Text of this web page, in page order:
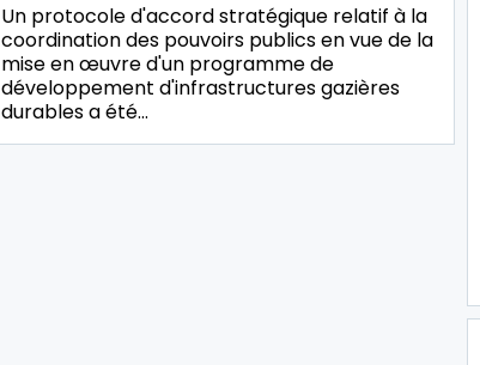
Un protocole d'accord stratégique relatif à la
coordination des pouvoirs publics en vue de la
mise en œuvre d'un programme de
développement d'infrastructures gazières
durables a été…